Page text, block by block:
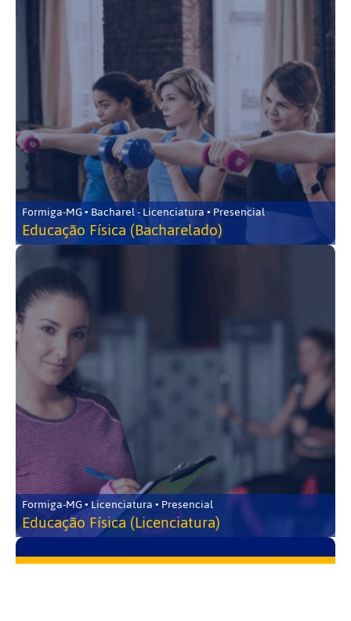
Formiga-MG • Bacharel - Licenciatura • Presencial
Educação Física (Bacharelado)
Formiga-MG • Licenciatura • Presencial
Educação Física (Licenciatura)